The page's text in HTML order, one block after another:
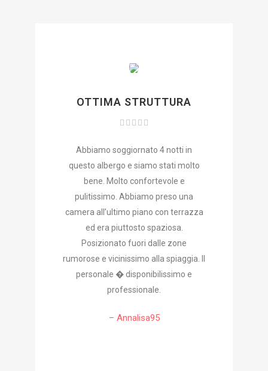
OTTIMA STRUTTURA
Abbiamo soggiornato 4 notti in
questo albergo e siamo stati molto
bene. Molto confortevole e
pulitissimo. Abbiamo preso una
camera all’ultimo piano con terrazza
ed era piuttosto spaziosa.
Posizionato fuori dalle zone
rumorose e vicinissimo alla spiaggia. Il
personale � disponibilissimo e
professionale.
– Annalisa95